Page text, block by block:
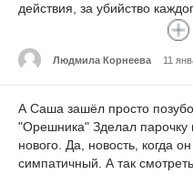
действия, за убийство
Людмила Корнеева 11
А Саша зашёл просто
"Орешника" Зделал парочку
нового. Да, новость, когда
симпатичный. А так